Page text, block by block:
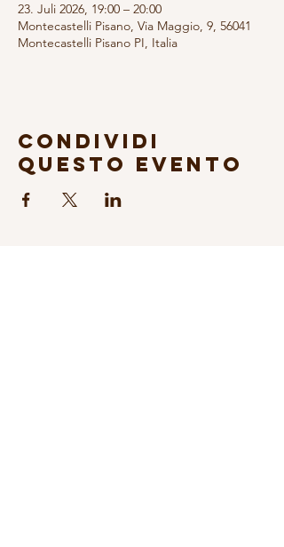
23. Juli 2026, 19:00 – 20:00
Montecastelli Pisano, Via Maggio, 9, 56041
Montecastelli Pisano PI, Italia
Condividi
questo evento